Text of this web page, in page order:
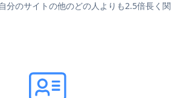
分のサイトの他のどの人よりも2.5倍長く関